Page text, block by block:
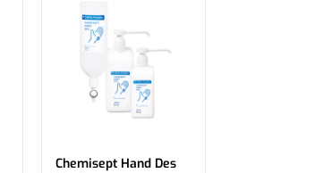
Chemisept Hand Des